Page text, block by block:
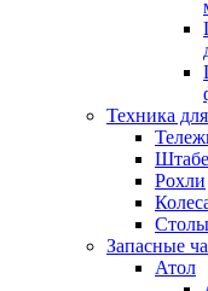
Техника
Рохли
Запасные
Атол